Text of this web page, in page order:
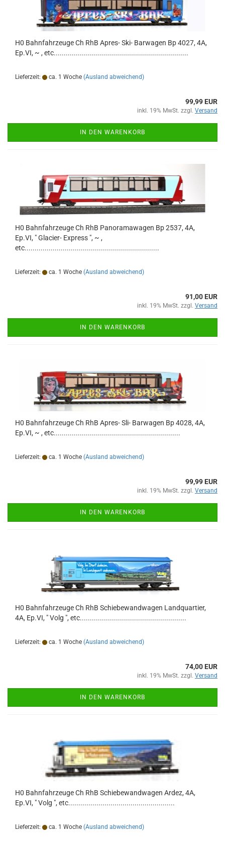
H0 Bahnfahrzeuge Ch RhB Apres- Ski- Barwagen Bp 4027, 4A,
Ep.VI, ~ , etc...................................................................
Lieferzeit: ca. 1 Woche (Ausland abweichend)
99,99 EUR
inkl. 19% MwSt. zzgl. Versand
IN DEN WARENKORB
H0 Bahnfahrzeuge Ch RhB Panoramawagen Bp 2537, 4A,
Ep.VI, " Glacier- Express ", ~ ,
etc...................................................................
Lieferzeit: ca. 1 Woche (Ausland abweichend)
91,00 EUR
inkl. 19% MwSt. zzgl. Versand
IN DEN WARENKORB
H0 Bahnfahrzeuge Ch RhB Apres- Sli- Barwagen Bp 4028, 4A,
Ep.VI, ~ , etc...............................................................
Lieferzeit: ca. 1 Woche (Ausland abweichend)
99,99 EUR
inkl. 19% MwSt. zzgl. Versand
IN DEN WARENKORB
H0 Bahnfahrzeuge Ch RhB Schiebewandwagen Landquartier,
4A, Ep.VI, " Volg ", etc.....................................................
Lieferzeit: ca. 1 Woche (Ausland abweichend)
74,00 EUR
inkl. 19% MwSt. zzgl. Versand
IN DEN WARENKORB
H0 Bahnfahrzeuge Ch RhB Schiebewandwagen Ardez, 4A,
Ep.VI, " Volg ", etc.....................................................
Lieferzeit: ca. 1 Woche (Ausland abweichend)